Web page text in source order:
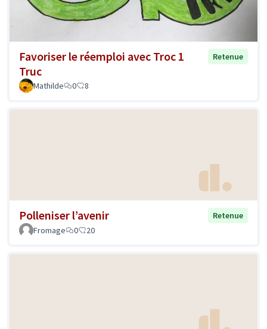
Favoriser le réemploi avec Troc 1
Truc
Retenue
Mathilde 0 8
Polleniser l’avenir
Retenue
Fromage
0 20